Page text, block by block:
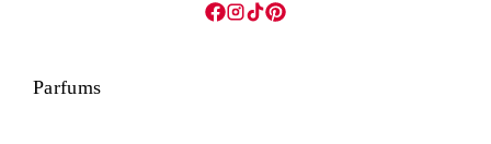
Parfums